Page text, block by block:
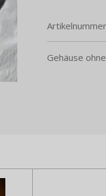
Gehäuse